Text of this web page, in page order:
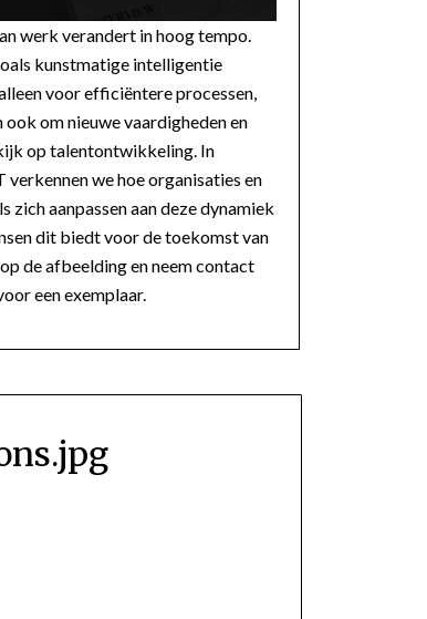
werk verandert in hoog tempo.
kunstmatige intelligentie
voor efficiëntere processen,
ook om nieuwe vaardigheden en
op talentontwikkeling. In
verkennen we hoe organisaties en
zich aanpassen aan deze dynamiek
dit biedt voor de toekomst van
de afbeelding en neem contact
een exemplaar.